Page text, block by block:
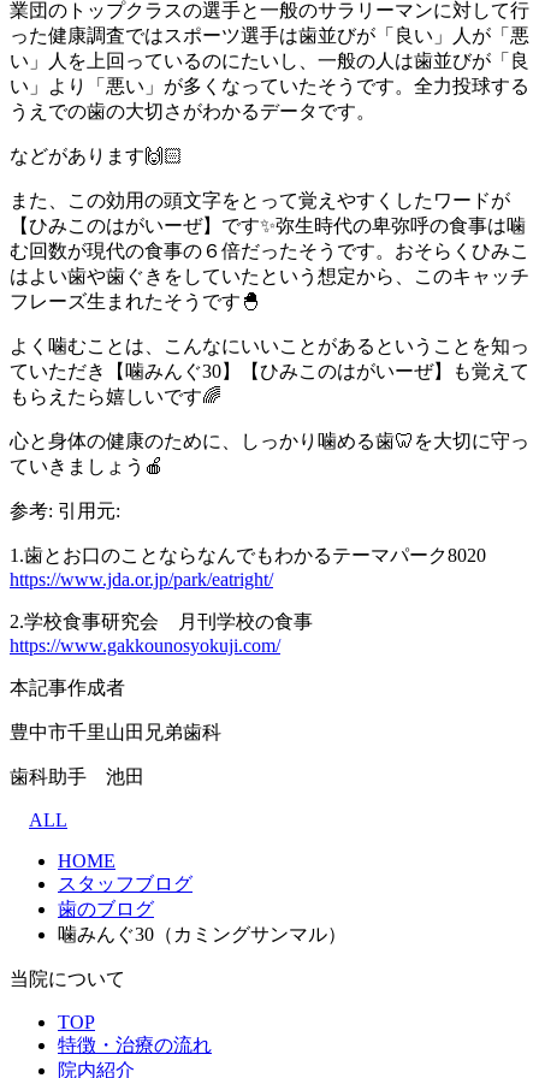
業団のトップクラスの選手と一般のサラリーマンに対して行
った健康調査ではスポーツ選手は歯並びが「良い」人が「悪
い」人を上回っているのにたいし、一般の人は歯並びが「良
い」より「悪い」が多くなっていたそうです。全力投球する
うえでの歯の大切さがわかるデータです。
などがあります🙌🏻
また、この効用の頭文字をとって覚えやすくしたワードが
【ひみこのはがいーぜ】です✨弥生時代の卑弥呼の食事は噛
む回数が現代の食事の６倍だったそうです。おそらくひみこ
はよい歯や歯ぐきをしていたという想定から、このキャッチ
フレーズ生まれたそうです🐣
よく噛むことは、こんなにいいことがあるということを知っ
ていただき【噛みんぐ30】【ひみこのはがいーぜ】も覚えて
もらえたら嬉しいです🌈
心と身体の健康のために、しっかり噛める歯🦷を大切に守っ
ていきましょう🍎
参考: 引用元:
1.歯とお口のことならなんでもわかるテーマパーク8020
https://www.jda.or.jp/park/eatright/
2.学校食事研究会 月刊学校の食事
https://www.gakkounosyokuji.com/
本記事作成者
豊中市千里山田兄弟歯科
歯科助手 池田
ALL
HOME
スタッフブログ
歯のブログ
噛みんぐ30（カミングサンマル）
当院について
TOP
特徴・治療の流れ
院内紹介